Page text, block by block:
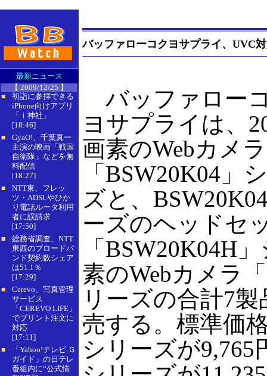
最新ニュース
【 2009/12/25 】
■
初詣に参拝できる
iPhone向けアプリ
「ｉ神社」
[18:46]
■
GyaO!、千葉真一
主演の映画「戦国
自衛隊」などを無
料配信
[18:27]
■
NTT東、フレッ
ツ・ADSLやひか
り電話ルータ利用
者に誤請求
[17:50]
■
総務省調査、NTT
東西のブロードバ
ンド契約数シェア
は51.1％
[17:29]
■
Cerevo、写真管理
サービス
「CEREVO LIFE」
でプリント注文に
対応
[17:11]
■
「Yahoo!テレビ.Ｇ
ガイド」の日テレ
番組内に“公式情
バッファローコクヨサプライ、UVC
バッファロー
ヨサプライは、
画素のWebカメラ
「BSW20K04」
ズと、
ーズのヘッドセ
「BSW20K04H
素のWebカメラ
リーズの合計7
売する。標準価
シリーズが9,765